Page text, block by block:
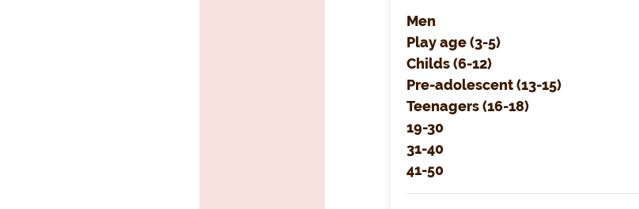
Men
Play age (3-5)
Childs (6-12)
Pre-adolescent (13-15)
Teenagers (16-18)
19-30
31-40
41-50